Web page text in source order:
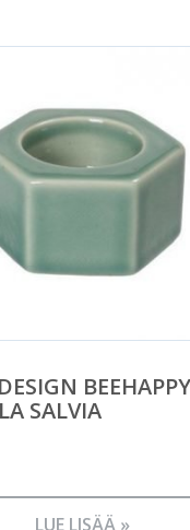
BEEHAPPY
SALVIA
LUE LISÄÄ »